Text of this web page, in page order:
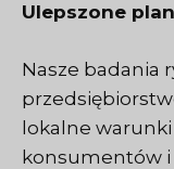
Ulepszone
Nasze badania
lokalne
konsumentów i